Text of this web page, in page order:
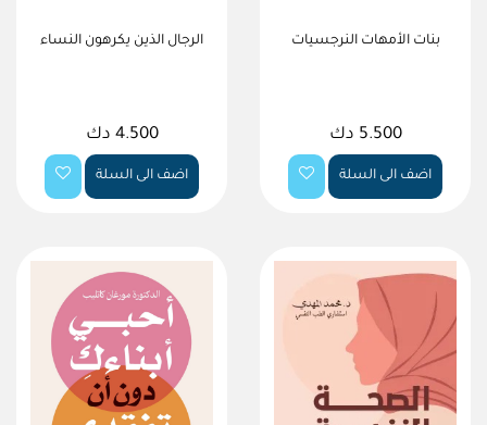
بنات الأمهات النرجسيات
5.500 دك
اضف الى السلة
الرجال الذين يكرهون النساء
4.500 دك
اضف الى السلة